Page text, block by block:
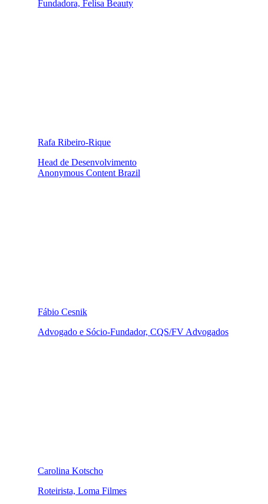
Fundadora, Felisa Beauty
Rafa Ribeiro-Rique
Head de Desenvolvimento
Anonymous Content Brazil
Fábio Cesnik
Advogado e Sócio-Fundador, CQS/FV Advogados
Carolina Kotscho
Roteirista, Loma Filmes